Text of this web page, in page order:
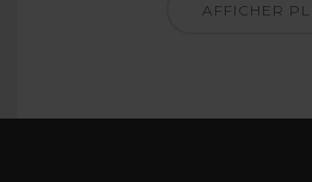
AFFICHER